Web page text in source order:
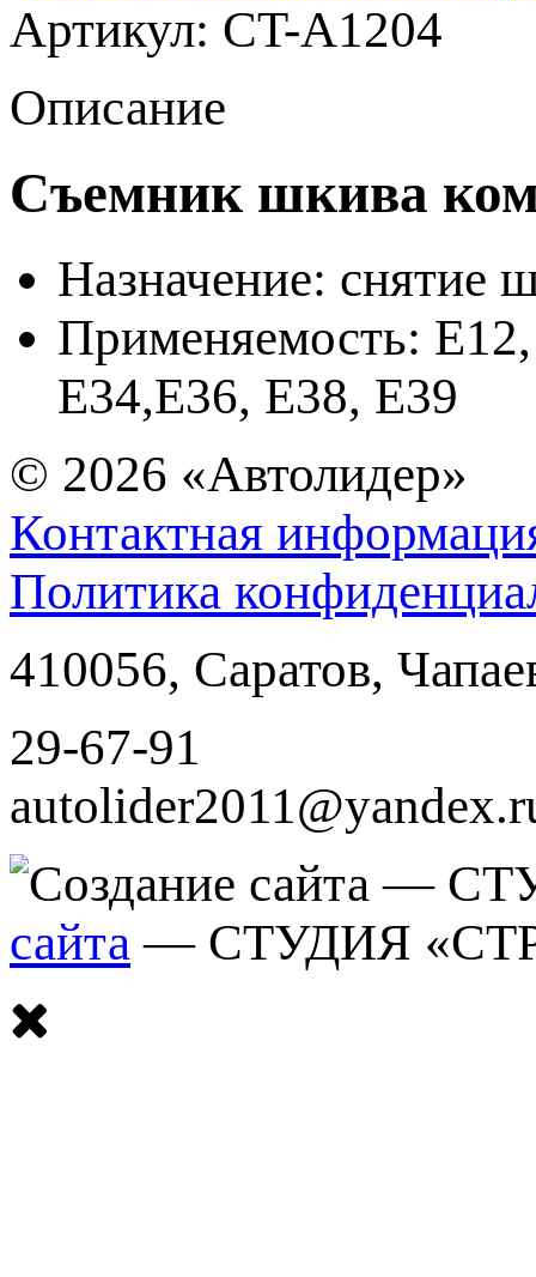
Артикул: CT-A1204
Описание
Съемник шкива
Назначение: снятие
Применяемость:
E34,E36, E38, E39
© 2026 «Автолидер»
Контактная
Политика
410056, Саратов,
29-67-91
сайта — СТУДИЯ